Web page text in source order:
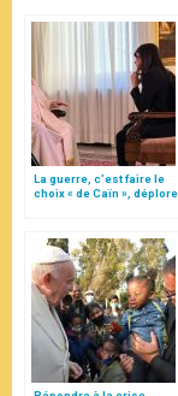
La guerre, c’est faire le
choix « de Caïn », déplore